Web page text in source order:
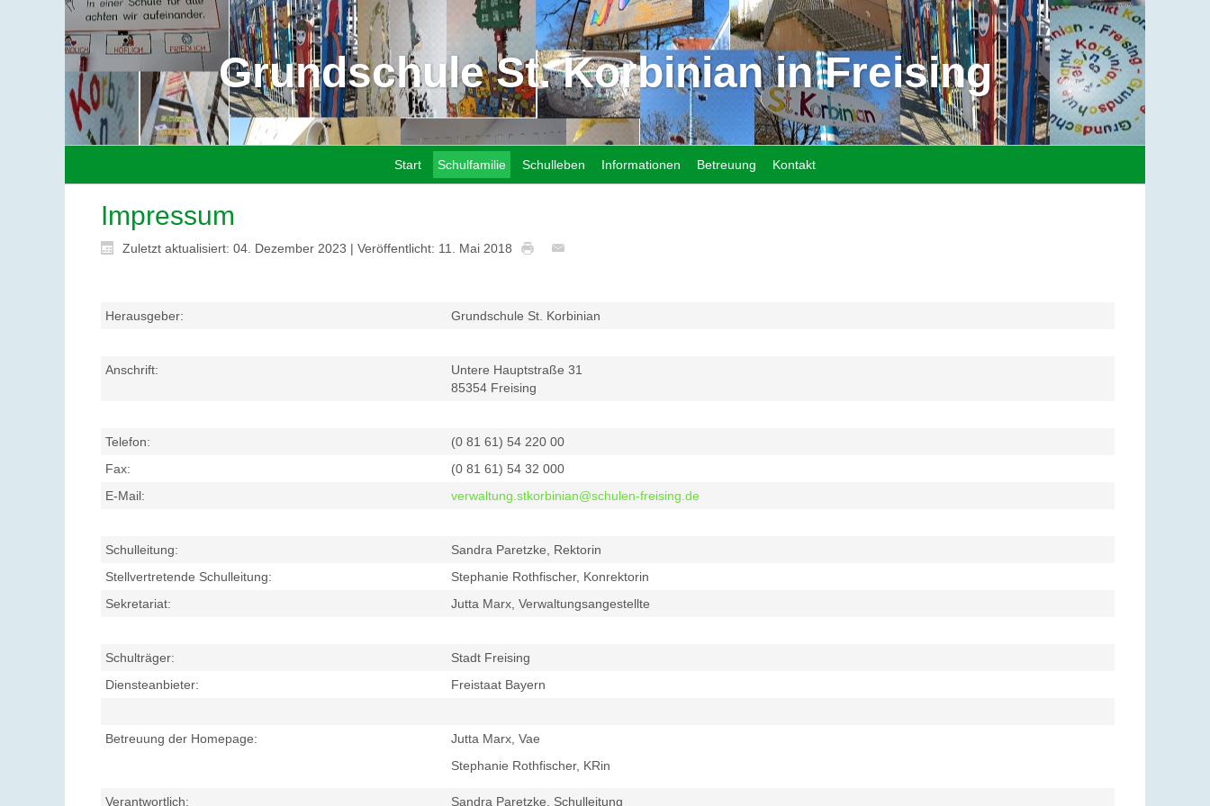
Grundschule St. Korbinian in Freising
Start Schulfamilie Schulleben Informationen Betreuung Kontakt
Impressum
Zuletzt aktualisiert: 04. Dezember 2023 | Veröffentlicht: 11. Mai 2018
Herausgeber: Grundschule St. Korbinian
Anschrift:
Untere Hauptstraße 31
85354 Freising
Telefon:
(0 81 61) 54 220 00
Fax:
(0 81 61) 54 32 000
E-Mail:
verwaltung.stkorbinian@schulen-freising.de
Schulleitung:
Sandra Paretzke, Rektorin
Stellvertretende Schulleitung:
Stephanie Rothfischer, Konrektorin
Sekretariat:
Jutta Marx, Verwaltungsangestellte
Schulträger:
Stadt Freising
Diensteanbieter:
Freistaat Bayern
Betreuung der Homepage:
Jutta Marx, Vae
Stephanie Rothfischer, KRin
Verantwortlich: Sandra Paretzke, Schulleitung